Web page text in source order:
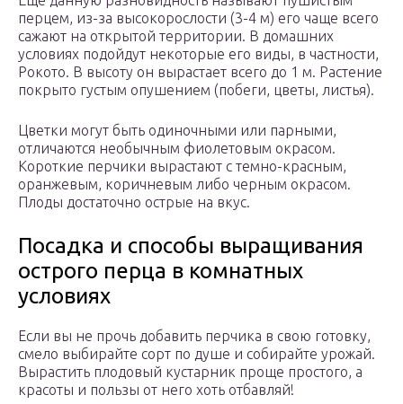
перцем, из-за высокорослости (3-4 м) его чаще всего
сажают на открытой территории. В домашних
условиях подойдут некоторые его виды, в частности,
Рокото. В высоту он вырастает всего до 1 м. Растение
покрыто густым опушением (побеги, цветы, листья).
Цветки могут быть одиночными или парными,
отличаются необычным фиолетовым окрасом.
Короткие перчики вырастают с темно-красным,
оранжевым, коричневым либо черным окрасом.
Плоды достаточно острые на вкус.
Посадка и способы выращивания
острого перца в комнатных
условиях
Если вы не прочь добавить перчика в свою готовку,
смело выбирайте сорт по душе и собирайте урожай.
Вырастить плодовый кустарник проще простого, а
красоты и пользы от него хоть отбавляй!